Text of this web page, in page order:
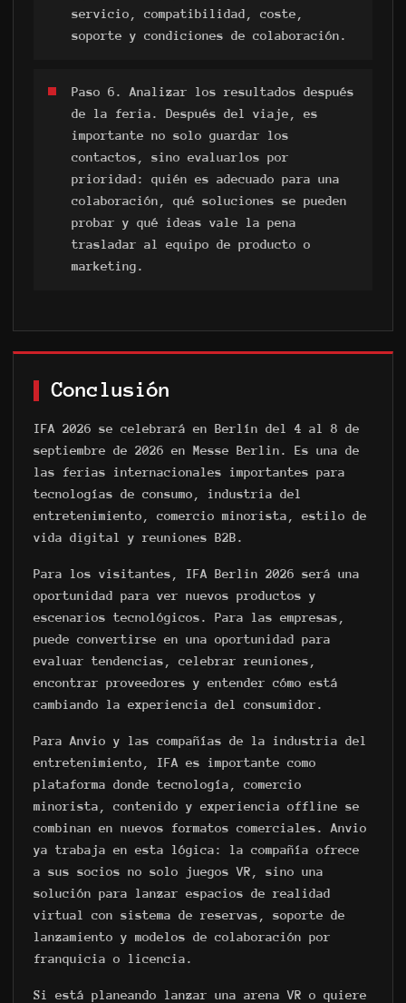
servicio, compatibilidad, coste,
soporte y condiciones de colaboración.
Paso 6. Analizar los resultados después
de la feria. Después del viaje, es
importante no solo guardar los
contactos, sino evaluarlos por
prioridad: quién es adecuado para una
colaboración, qué soluciones se pueden
probar y qué ideas vale la pena
trasladar al equipo de producto o
marketing.
Conclusión
IFA 2026 se celebrará en Berlín del 4 al 8 de
septiembre de 2026 en Messe Berlin. Es una de
las ferias internacionales importantes para
tecnologías de consumo, industria del
entretenimiento, comercio minorista, estilo de
vida digital y reuniones B2B.
Para los visitantes, IFA Berlin 2026 será una
oportunidad para ver nuevos productos y
escenarios tecnológicos. Para las empresas,
puede convertirse en una oportunidad para
evaluar tendencias, celebrar reuniones,
encontrar proveedores y entender cómo está
cambiando la experiencia del consumidor.
Para Anvio y las compañías de la industria del
entretenimiento, IFA es importante como
plataforma donde tecnología, comercio
minorista, contenido y experiencia offline se
combinan en nuevos formatos comerciales. Anvio
ya trabaja en esta lógica: la compañía ofrece
a sus socios no solo juegos VR, sino una
solución para lanzar espacios de realidad
virtual con sistema de reservas, soporte de
lanzamiento y modelos de colaboración por
franquicia o licencia.
Si está planeando lanzar una arena VR o quiere